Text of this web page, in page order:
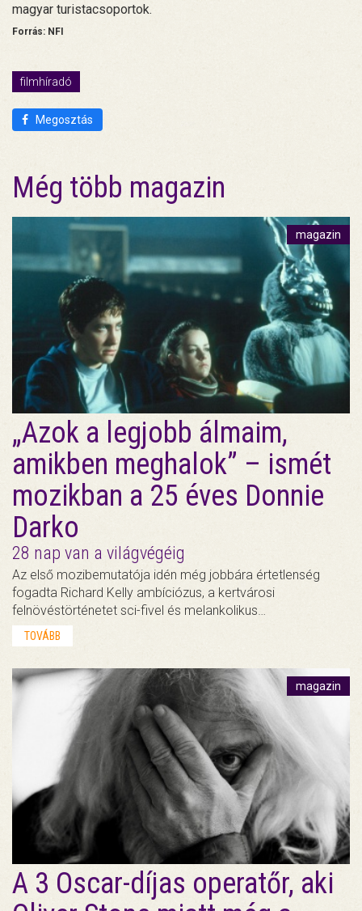
magyar turistacsoportok.
Forrás: NFI
filmhíradó
Megosztás
Még több magazin
magazin
„Azok a legjobb álmaim,
amikben meghalok” – ismét
mozikban a 25 éves Donnie
Darko
28 nap van a világvégéig
Az első mozibemutatója idén még jobbára értetlenség
fogadta Richard Kelly ambíciózus, a kertvárosi
felnövéstörténetet sci-fivel és melankolikus…
TOVÁBB
magazin
A 3 Oscar-díjas operatőr, aki